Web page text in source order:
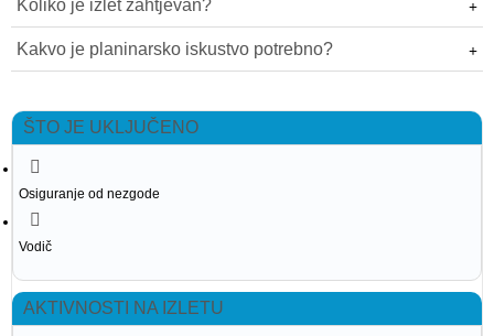
Koliko je izlet zahtjevan?
Kakvo je planinarsko iskustvo potrebno?
ŠTO JE UKLJUČENO
Osiguranje od nezgode
Vodič
AKTIVNOSTI NA IZLETU